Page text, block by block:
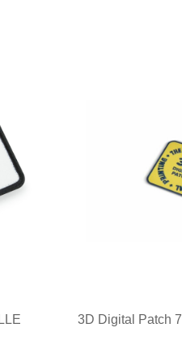
3D Digital Patch